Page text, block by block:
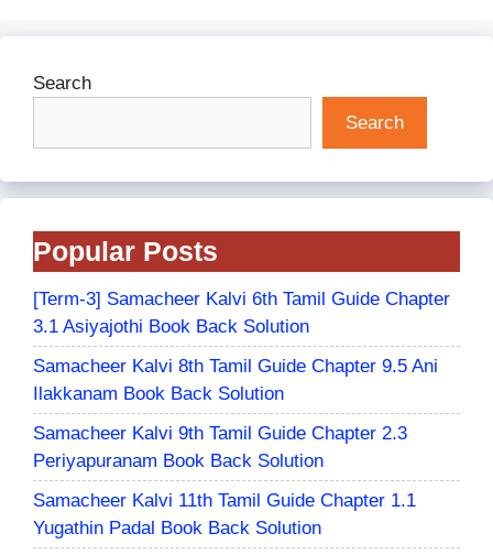
Search
Search
Popular Posts
[Term-3] Samacheer Kalvi 6th Tamil Guide Chapter
3.1 Asiyajothi Book Back Solution
Samacheer Kalvi 8th Tamil Guide Chapter 9.5 Ani
Ilakkanam Book Back Solution
Samacheer Kalvi 9th Tamil Guide Chapter 2.3
Periyapuranam Book Back Solution
Samacheer Kalvi 11th Tamil Guide Chapter 1.1
Yugathin Padal Book Back Solution